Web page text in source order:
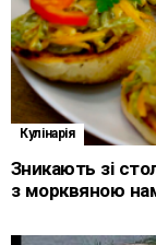
Кулінарія
Зникають зі
з морквяною